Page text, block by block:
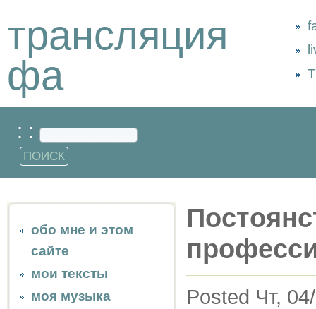
трансляция
фа
: :
обо мне и этом
сайте
мои тексты
моя музыка
Posted Чт,